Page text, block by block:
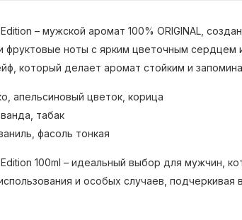
– мужской аромат 100% ORIGINAL,
фруктовые ноты с ярким цветочным
который делает аромат стойким и
апельсиновый цветок, корица
табак
фасоль тонкая
100ml – идеальный выбор для мужчин,
и особых случаев, подчеркивая